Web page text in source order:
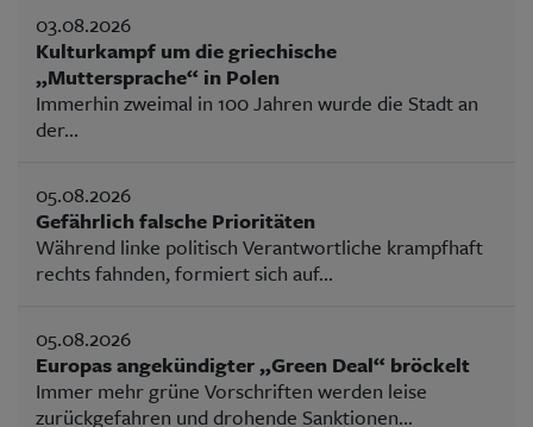
03.08.2026
Kulturkampf um die griechische
„Muttersprache“ in Polen
Immerhin zweimal in 100 Jahren wurde die Stadt an
der...
05.08.2026
Gefährlich falsche Prioritäten
Während linke politisch Verantwortliche krampfhaft
rechts fahnden, formiert sich auf...
05.08.2026
Europas angekündigter „Green Deal“ bröckelt
Immer mehr grüne Vorschriften werden leise
zurückgefahren und drohende Sanktionen...